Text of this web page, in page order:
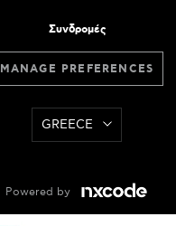
Συνδρομές
MANAGE PREFERENCES
GREECE
Powered by